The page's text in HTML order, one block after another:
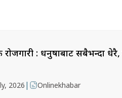
: धनुषाबाट सबैभन्दा
2026 | Onlinekhabar